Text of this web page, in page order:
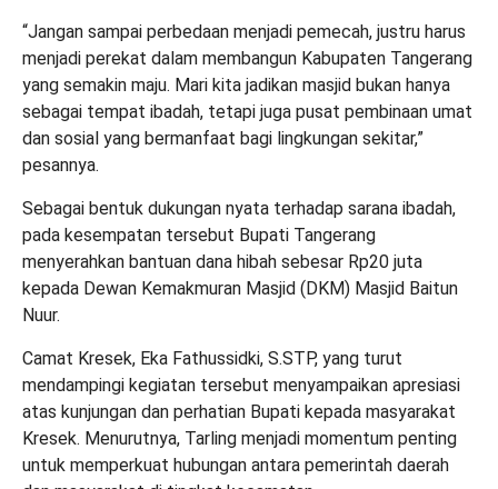
“Jangan sampai perbedaan menjadi pemecah, justru harus
menjadi perekat dalam membangun Kabupaten Tangerang
yang semakin maju. Mari kita jadikan masjid bukan hanya
sebagai tempat ibadah, tetapi juga pusat pembinaan umat
dan sosial yang bermanfaat bagi lingkungan sekitar,”
pesannya.
Sebagai bentuk dukungan nyata terhadap sarana ibadah,
pada kesempatan tersebut Bupati Tangerang
menyerahkan bantuan dana hibah sebesar Rp20 juta
kepada Dewan Kemakmuran Masjid (DKM) Masjid Baitun
Nuur.
Camat Kresek, Eka Fathussidki, S.STP, yang turut
mendampingi kegiatan tersebut menyampaikan apresiasi
atas kunjungan dan perhatian Bupati kepada masyarakat
Kresek. Menurutnya, Tarling menjadi momentum penting
untuk memperkuat hubungan antara pemerintah daerah